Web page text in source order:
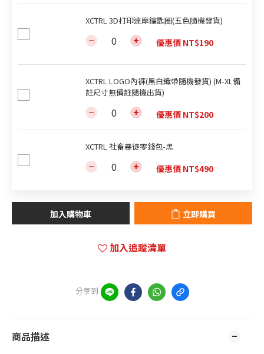
XCTRL 3D打印達摩鑰匙圈(五色隨機發貨)
優惠價 NT$190
XCTRL LOGO內褲(黑白織帶隨機發貨) (M-XL備
註尺寸無備註隨機出貨)
優惠價 NT$200
XCTRL 社畜暴徒零錢包-黑
優惠價 NT$490
加入購物車 立即購買
加入追蹤清單
分享到
商品描述